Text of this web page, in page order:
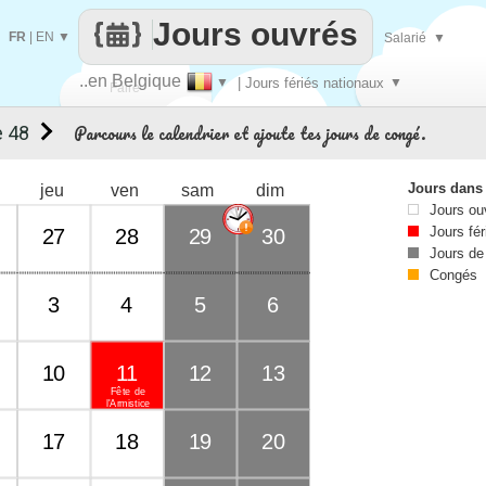
Faire
..en Belgique ▼ | Jours fériés nationaux ▼
Jours ouvrés
FR EN ▼ Salarié ▼
Parcours le calendrier et ajoute tes jours de congé.
jeu ven sam dim
27 28 29 30
3 4 5 6
10
Fête de
l'Armistice
11 12 13
17 18 19 20
48
Jours
Jours
Jours
Jours
Congés